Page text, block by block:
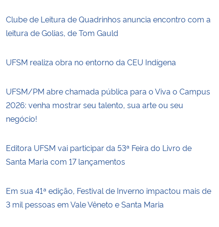
Clube de Leitura de Quadrinhos anuncia encontro com a
leitura de Golias, de Tom Gauld
UFSM realiza obra no entorno da CEU Indígena
UFSM/PM abre chamada pública para o Viva o Campus
2026: venha mostrar seu talento, sua arte ou seu
negócio!
Editora UFSM vai participar da 53ª Feira do Livro de
Santa Maria com 17 lançamentos
Em sua 41ª edição, Festival de Inverno impactou mais de
3 mil pessoas em Vale Vêneto e Santa Maria